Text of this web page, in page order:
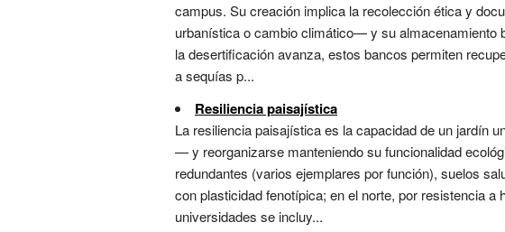
campus. Su creación implica la recolección ética y
urbanística o cambio climático— y su almacenamiento
la desertificación avanza, estos bancos permiten
a sequías p...
Resiliencia paisajística
La resiliencia paisajística es la capacidad de un jardín
— y reorganizarse manteniendo su funcionalidad
redundantes (varios ejemplares por función), suelos
con plasticidad fenotípica; en el norte, por resistencia
universidades se incluy...